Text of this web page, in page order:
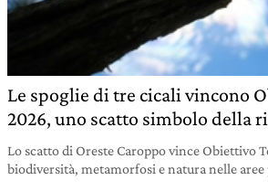
Le spoglie di tre cicali vincono
2026, uno scatto simbolo della
Lo scatto di Oreste Caroppo vince Obiettivo
biodiversità, metamorfosi e natura nelle